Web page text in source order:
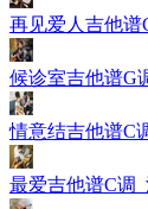
再见爱人吉他谱
候诊室吉他谱G
情意结吉他谱C
最爱吉他谱C调